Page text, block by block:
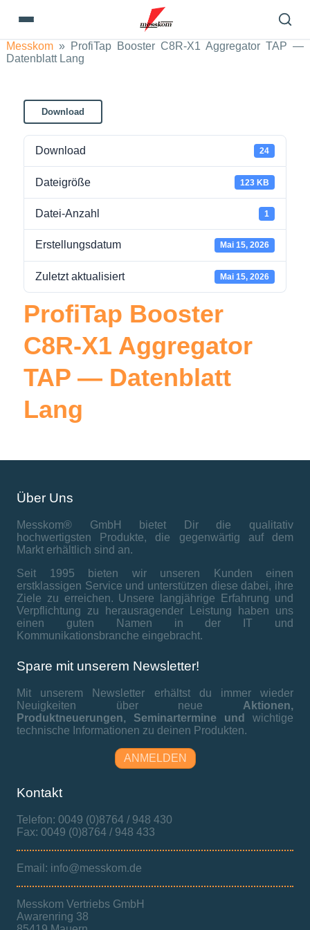
Messkom » ProfiTap Booster C8R-X1 Aggregator TAP —
Datenblatt Lang
Download
Download 24
Dateigröße 123 KB
Datei-Anzahl 1
Erstellungsdatum Mai 15, 2026
Zuletzt aktualisiert Mai 15, 2026
ProfiTap Booster
C8R-X1 Aggregator
TAP — Datenblatt
Lang
Über Uns
Messkom® GmbH bietet Dir die qualitativ
hochwertigsten Produkte, die gegenwärtig auf dem
Markt erhältlich sind an.
Seit 1995 bieten wir unseren Kunden einen
erstklassigen Service und unterstützen diese dabei, ihre
Ziele zu erreichen. Unsere langjährige Erfahrung und
Verpflichtung zu herausragender Leistung haben uns
einen guten Namen in der IT und
Kommunikationsbranche eingebracht.
Spare mit unserem Newsletter!
Mit unserem Newsletter erhältst du immer wieder
Neuigkeiten über neue Aktionen,
Produktneuerungen, Seminartermine und wichtige
technische Informationen zu deinen Produkten.
ANMELDEN
Kontakt
Telefon: 0049 (0)8764 / 948 430
Fax: 0049 (0)8764 / 948 433
Email: info@messkom.de
Messkom Vertriebs GmbH
Awarenring 38